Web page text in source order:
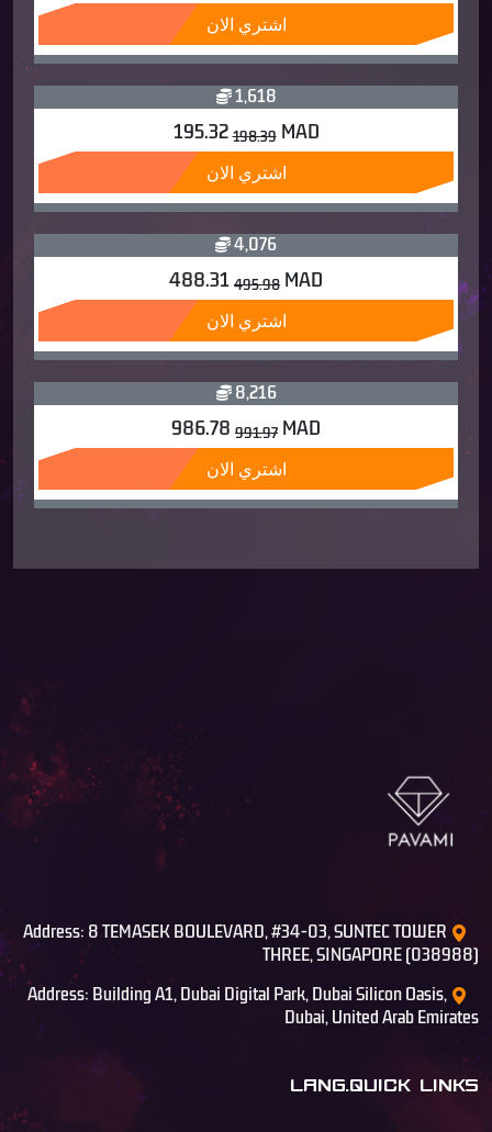
اشتري الان
1,618
MAD
198.39
195.32
اشتري الان
4,076
MAD
495.98
488.31
اشتري الان
8,216
MAD
991.97
986.78
اشتري الان
Address: 8 TEMASEK BOULEVARD, #34-03, SUNTEC TOWER
THREE, SINGAPORE (038988)
Address: Building A1, Dubai Digital Park, Dubai Silicon Oasis,
Dubai, United Arab Emirates
LANG.QUICK LINKS